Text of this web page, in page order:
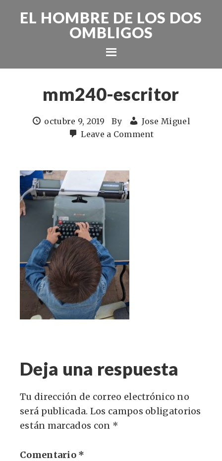
EL HOMBRE DE LOS DOS
OMBLIGOS
mm240-escritor
octubre 9, 2019 By
Jose Miguel
Leave a Comment
Deja una respuesta
Tu dirección de correo electrónico no
será publicada. Los campos obligatorios
están marcados con *
Comentario *